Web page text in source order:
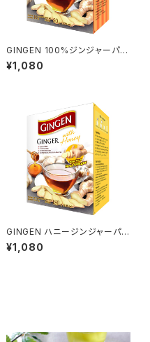
GINGEN 100%ジンジャーパウ
ダードリンク(10袋入り/箱）
¥1,080
GINGEN ハニージンジャーパウ
ダードリンク（10袋入り/箱）
¥1,080